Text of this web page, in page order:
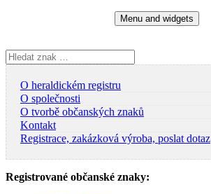
Menu and widgets
Vyhledávání
O heraldickém registru
O společnosti
O tvorbě občanských znaků
Kontakt
Registrace, zakázková výroba, poslat dotaz
Registrované občanské znaky: